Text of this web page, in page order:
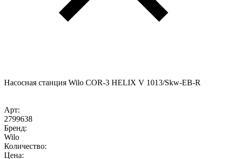
Насосная станция Wilo COR-3 HELIX V 1013/Skw-EB-R
Арт:
2799638
Бренд:
Wilo
Количество:
Цена: